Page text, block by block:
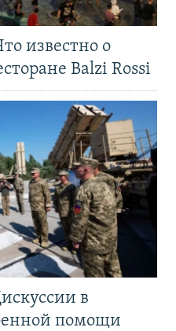
известно о
Balzi Rossi
в
помощи